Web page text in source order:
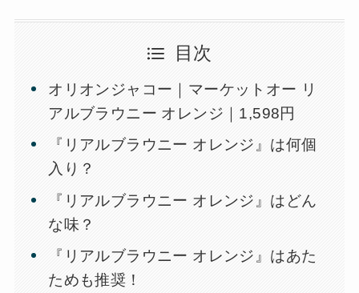
目次
オリオンジャコー｜マーケットオー リ
アルブラウニー オレンジ｜1,598円
『リアルブラウニー オレンジ』は何個
入り？
『リアルブラウニー オレンジ』はどん
な味？
『リアルブラウニー オレンジ』はあた
ためも推奨！